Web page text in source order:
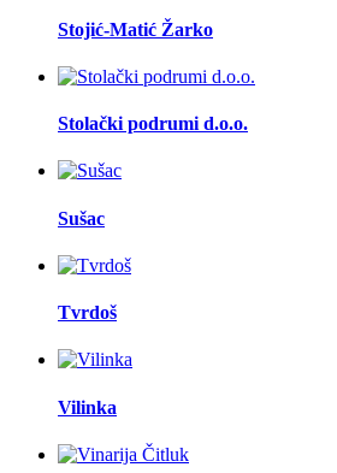
Stojić-Matić Žarko
Stolački podrumi d.o.o.
Sušac
Tvrdoš
Vilinka